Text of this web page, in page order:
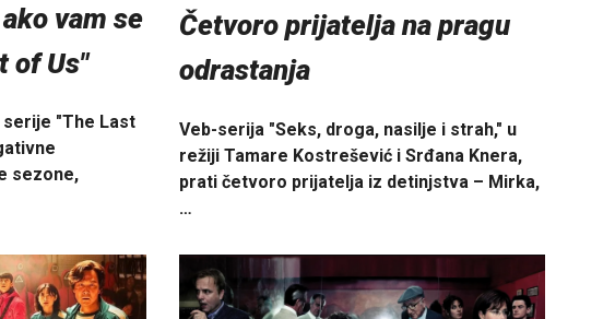
vam se
of Us"
serije "The Last
sezone,
Četvoro prijatelja na pragu
odrastanja
Veb-serija "Seks, droga, nasilje i strah," u
režiji Tamare Kostrešević i Srđana Knera,
prati četvoro prijatelja iz detinjstva – Mirka,
…